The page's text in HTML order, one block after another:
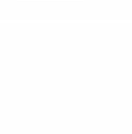
originale créée par le studio